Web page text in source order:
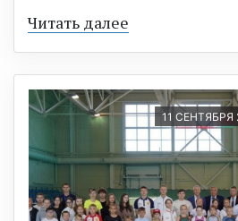
Читать далее
11 СЕНТЯБРЯ